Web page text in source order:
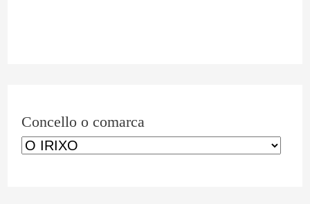
Concello o comarca